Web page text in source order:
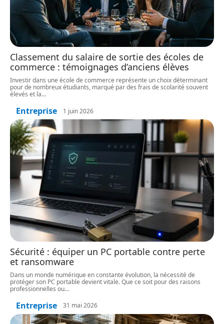
Classement du salaire de sortie des écoles de
commerce : témoignages d’anciens élèves
Investir dans une école de commerce représente un choix déterminant
pour de nombreux étudiants, marqué par des frais de scolarité souvent
élevés et la…
Entreprise 1 juin 2026
Sécurité : équiper un PC portable contre perte
et ransomware
Dans un monde numérique en constante évolution, la nécessité de
protéger son PC portable devient vitale. Que ce soit pour des raisons
professionnelles ou…
Entreprise 31 mai 2026